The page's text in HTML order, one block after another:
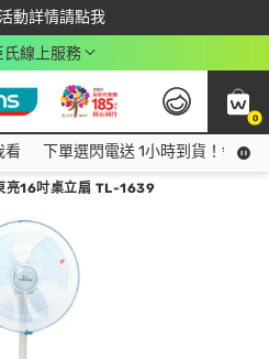
動詳情請點我
最高回饋$350
氏線上服務
0
看 下單選閃電送 1小時到貨！領神
亮16吋桌立扇 TL-1639